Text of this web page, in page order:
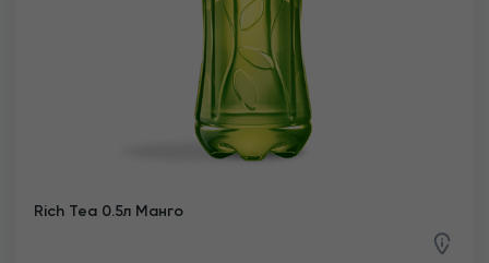
Rich Tea 0.5л Манго